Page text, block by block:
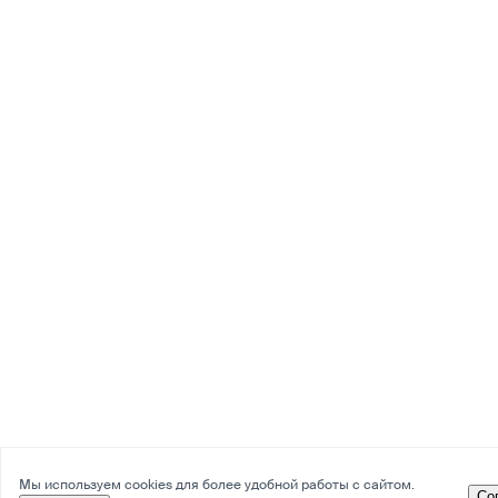
Мы используем cookies для более удобной работы с сайтом.